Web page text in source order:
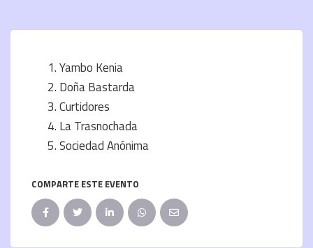
Yambo Kenia
Doña Bastarda
Curtidores
La Trasnochada
Sociedad Anónima
COMPARTE ESTE EVENTO